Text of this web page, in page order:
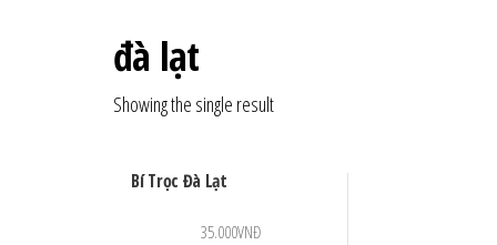
đà lạt
Showing the single result
Bí Trọc Đà Lạt
35.000VNĐ